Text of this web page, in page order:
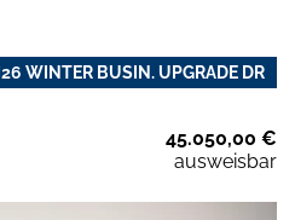
WINTER BUSIN. UPGRADE DR
45.050,00 €
ausweisbar